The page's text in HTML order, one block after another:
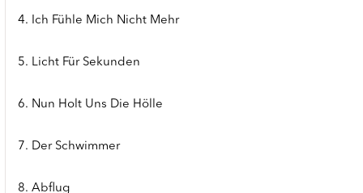
4. Ich Fühle Mich Nicht Mehr
5. Licht Für Sekunden
6. Nun Holt Uns Die Hölle
7. Der Schwimmer
8. Abflug